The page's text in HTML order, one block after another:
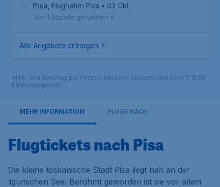
Pisa Flughafen Pisa • 03 Okt.
Vor 1 Stunde gefunden •
Alle Angebote anzeigen
*Hin- und Rückflug pro Person, inklusive Steuern, exklusive € 19,99
Buchungsgebühr.
MEHR INFORMATION FLÜGE NACH
Flugtickets nach Pisa
Die kleine toskanische Stadt Pisa liegt nah an der
ligurischen See. Berühmt geworden ist sie vor allem